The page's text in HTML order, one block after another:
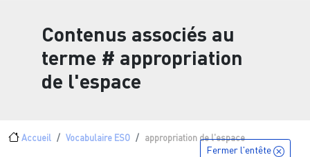
Contenus associés au
terme # appropriation
de l'espace
Fil d'Ariane
Accueil Vocabulaire ESO appropriation de l'espace
Fermer l'entête